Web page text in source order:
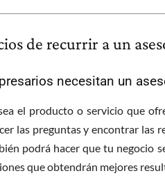
de recurrir a un
necesitan un
el producto o servicio que
las preguntas y encontrar las
podrá hacer que tu negocio
que obtendrán mejores